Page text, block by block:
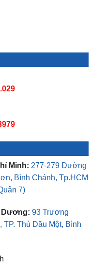
Minh: 277-279 Đường
Bình Chánh, Tp.HCM
7)
Dương: 93 Trương
Thủ Dầu Một, Bình